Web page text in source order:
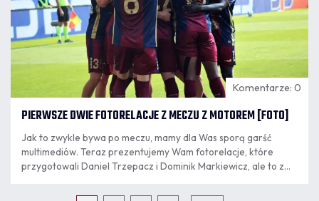
Komentarze: 0
PIERWSZE DWIE FOTORELACJE Z MECZU Z MOTOREM [FOTO]
Jak to zwykle bywa po meczu, mamy dla Was sporą garść
multimediów. Teraz prezentujemy Wam fotorelacje, które
przygotowali Daniel Trzepacz i Dominik Markiewicz, ale to z